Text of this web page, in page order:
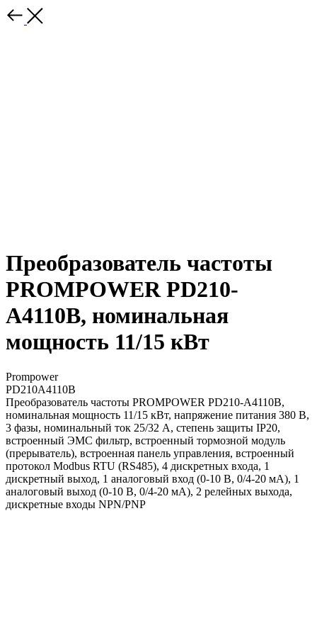
Преобразователь частоты
PROMPOWER PD210-
A4110B, номинальная
мощность 11/15 кВт
Prompower
PD210A4110B
Преобразователь частоты PROMPOWER PD210-A4110B,
номинальная мощность 11/15 кВт, напряжение питания 380 В,
3 фазы, номинальный ток 25/32 А, степень защиты IP20,
встроенный ЭМС фильтр, встроенный тормозной модуль
(прерыватель), встроенная панель управления, встроенный
протокол Modbus RTU (RS485), 4 дискретных входа, 1
дискретный выход, 1 аналоговый вход (0-10 В, 0/4-20 мА), 1
аналоговый выход (0-10 В, 0/4-20 мА), 2 релейных выхода,
дискретные входы NPN/PNP